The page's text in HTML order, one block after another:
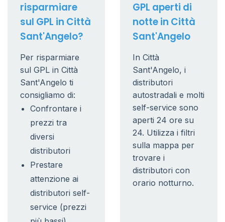
risparmiare
sul GPL in Città
Sant'Angelo?
Per risparmiare
sul GPL in Città
Sant'Angelo ti
consigliamo di:
Confrontare i
prezzi tra
diversi
distributori
Prestare
attenzione ai
distributori self-
service (prezzi
GPL aperti di
notte in Città
Sant'Angelo
In Città
Sant'Angelo, i
distributori
autostradali e molti
self-service sono
aperti 24 ore su
24. Utilizza i filtri
sulla mappa per
trovare i
distributori con
orario notturno.